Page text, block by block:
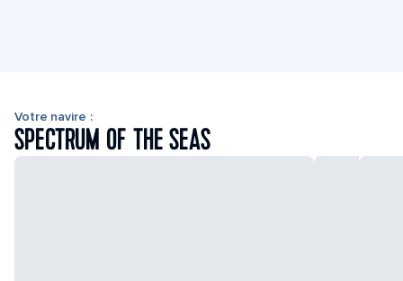
Votre navire :
SPECTRUM OF THE SEAS